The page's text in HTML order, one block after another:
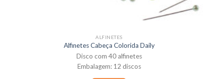
ALFINETES
Alfinetes Cabeça Colorida Daily
Disco com 40 alfinetes
Embalagem: 12 discos